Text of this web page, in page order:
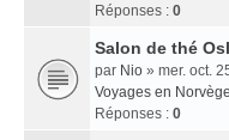
Réponses : 0
Salon de thé
par Nio » mer. oct.
Voyages en Norvège
Réponses : 0